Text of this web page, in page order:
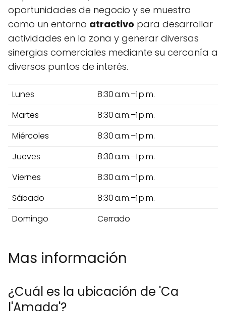
oportunidades de negocio y se muestra
como un entorno atractivo para desarrollar
actividades en la zona y generar diversas
sinergias comerciales mediante su cercanía a
diversos puntos de interés.
Lunes
8:30 a.m.–1 p.m.
Martes
8:30 a.m.–1 p.m.
Miércoles
8:30 a.m.–1 p.m.
Jueves
8:30 a.m.–1 p.m.
Viernes
8:30 a.m.–1 p.m.
Sábado
8:30 a.m.–1 p.m.
Domingo
Cerrado
Mas información
¿Cuál es la ubicación de 'Ca
l'Amada'?